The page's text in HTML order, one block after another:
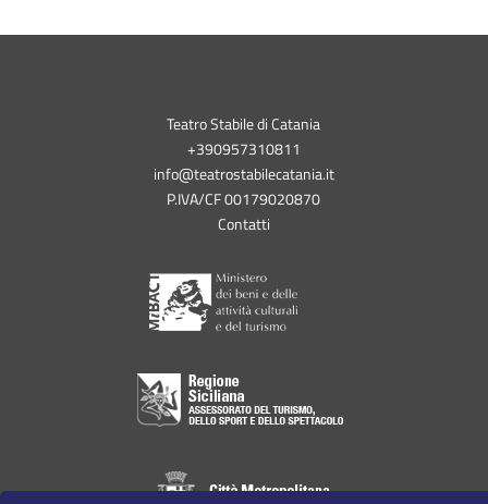
Teatro Stabile di Catania
+390957310811
info@teatrostabilecatania.it
P.IVA/CF 00179020870
Contatti